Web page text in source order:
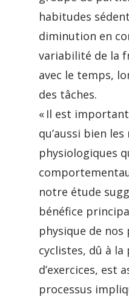
habitudes
diminution en
variabilité de la
avec le temps,
des tâches.
« Il est
qu’aussi bien
physiologiques
notre étude
bénéfice
physique de
cyclistes, dû à
d’exercices, est
processus